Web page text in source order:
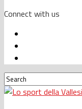
Connect with us